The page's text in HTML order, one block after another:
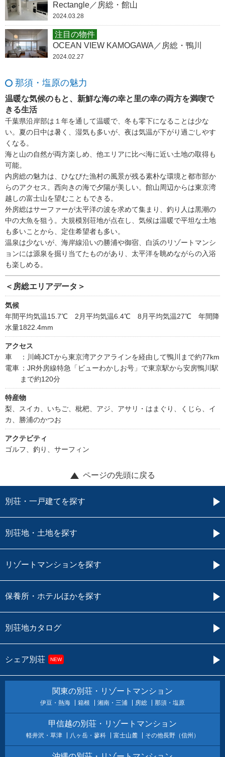
Rectangle／房総・館山
2024.03.28
注目の物件
OCEAN VIEW KAMOGAWA／房総・鴨川
2024.02.27
那須・塩原の魅力
温暖な気候のもと、新鮮な海の幸と里の幸の両方を満喫で
きる生活
千葉県沿岸部は１年を通して温暖で、冬も零下になることは少な
い。夏の日中は暑く、湿気も多いが、夜は気温が下がり過ごしやす
くなる。
海と山の自然が両方楽しめ、他エリアに比べ海に近い土地の取得も
可能。
内房総の魅力は、ひなびた漁村の風景が残る素朴な環境と都市部か
らのアクセス。西向きの海で夕陽が美しい。館山周辺からは東京湾
越しの富士山を望むこともできる。
外房総はサーファーが太平洋の波を求めて集まり、釣り人は黒潮の
中の大魚を狙う。大規模別荘地が点在し、気候は温暖で平坦な土地
も多いことから、定住希望者も多い。
温泉は少ないが、海岸線沿いの勝浦や御宿、白浜のリゾートマンシ
ョンには源泉を掘り当てたものがあり、太平洋を眺めながらの入浴
も楽しめる。
＜房総エリアデータ＞
気候
年間平均気温15.7℃ 2月平均気温6.4℃ 8月平均気温27℃ 年間降
水量1822.4mm
アクセス
車
：川崎JCTから東京湾アクアラインを経由して鴨川まで約77km
電車 ：JR外房線特急「ビューわかしお号」で東京駅から安房鴨川駅
まで約120分
特産物
梨、スイカ、いちご、枇杷、アジ、アサリ・はまぐり、くじら、イ
カ、勝浦のかつお
アクテビティ
ゴルフ、釣り、サーフィン
ページの先頭に戻る
別荘・一戸建てを探す
別荘地・土地を探す
リゾートマンションを探す
保養所・ホテルほかを探す
別荘地カタログ
シェア別荘 NEW
関東の別荘・リゾートマンション
伊豆・熱海 箱根 湘南・三浦 房総 那須・塩原
甲信越の別荘・リゾートマンション
軽井沢・草津 八ヶ岳・蓼科 富士山麓 その他長野（信州）